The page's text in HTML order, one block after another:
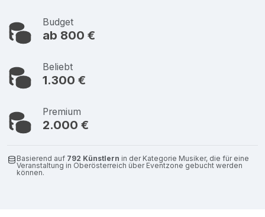
Budget
ab 800 €
Beliebt
1.300 €
Premium
2.000 €
Basierend auf 792 Künstlern in der Kategorie Musiker, die für eine
Veranstaltung in Oberösterreich über Eventzone gebucht werden
können.